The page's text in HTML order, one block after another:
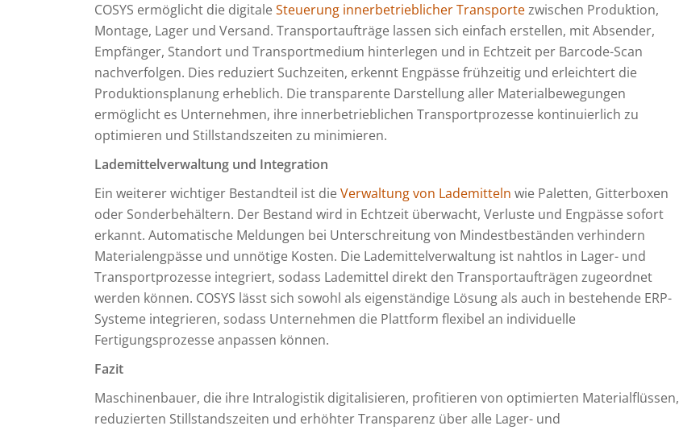
COSYS ermöglicht die digitaleSteuerung innerbetrieblicher Transportezwischen Produktion,
Montage, Lager und Versand. Transportaufträge lassen sich einfach erstellen, mit Absender,
Empfänger, Standort und Transportmedium hinterlegen und in Echtzeit per Barcode-Scan
nachverfolgen. Dies reduziert Suchzeiten, erkennt Engpässe frühzeitig und erleichtert die
Produktionsplanung erheblich. Die transparente Darstellung aller Materialbewegungen
ermöglicht es Unternehmen, ihre innerbetrieblichen Transportprozesse kontinuierlich zu
optimieren und Stillstandszeiten zu minimieren.
Lademittelverwaltung und Integration
Ein weiterer wichtiger Bestandteil ist dieVerwaltung von Lademitteln wie Paletten, Gitterboxen
oder Sonderbehältern. Der Bestand wird in Echtzeit überwacht, Verluste und Engpässe sofort
erkannt. Automatische Meldungen bei Unterschreitung von Mindestbeständen verhindern
Materialengpässe und unnötige Kosten. Die Lademittelverwaltung ist nahtlos in Lager- und
Transportprozesse integriert, sodass Lademittel direkt den Transportaufträgen zugeordnet
werden können. COSYS lässt sich sowohl als eigenständige Lösung als auch in bestehende ERP-
Systeme integrieren, sodass Unternehmen die Plattform flexibel an individuelle
Fertigungsprozesse anpassen können.
Fazit
Maschinenbauer, die ihre Intralogistik digitalisieren, profitieren von optimierten Materialflüssen,
reduzierten Stillstandszeiten und erhöhter Transparenz über alle Lager- und